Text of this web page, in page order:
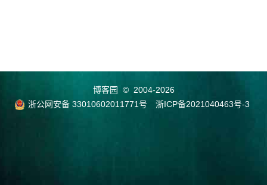
博客园
© 2004-2026
浙公网安备 33010602011771号
浙ICP备2021040463号-3